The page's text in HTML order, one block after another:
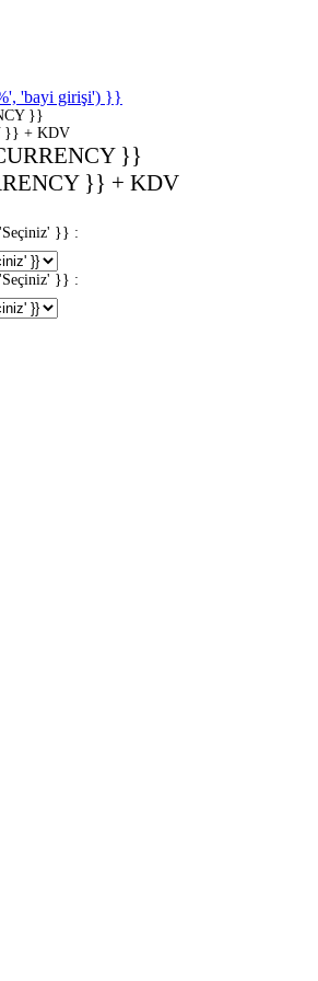
'bayi girişi') }}
}}
}} + KDV
}}
}} + KDV
}} :
}} :